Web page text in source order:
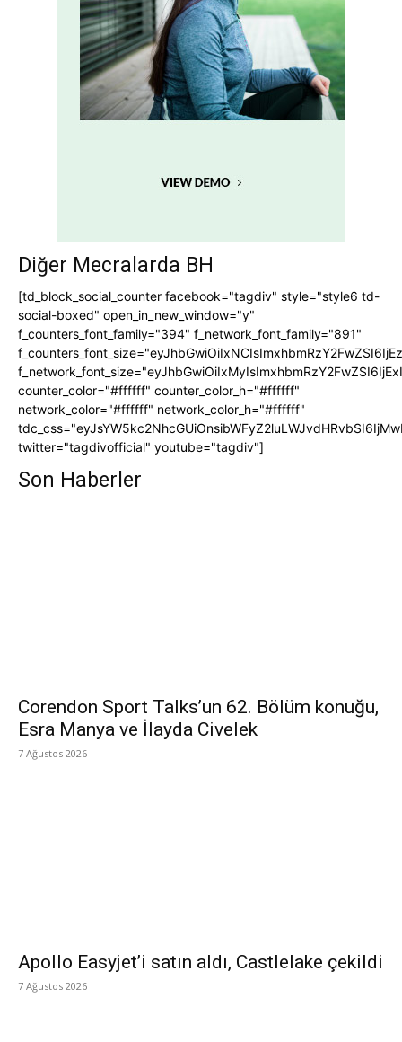
Diğer Mecralarda BH
[td_block_social_counter facebook="tagdiv" style="style6 td-
social-boxed" open_in_new_window="y"
f_counters_font_family="394" f_network_font_family="891"
counter_color="#ffffff" counter_color_h="#ffffff"
network_color="#ffffff" network_color_h="#ffffff"
twitter="tagdivofficial" youtube="tagdiv"]
Son Haberler
Corendon Sport Talks’un 62. Bölüm konuğu,
Esra Manya ve İlayda Civelek
7 Ağustos 2026
Apollo Easyjet’i satın aldı, Castlelake çekildi
7 Ağustos 2026